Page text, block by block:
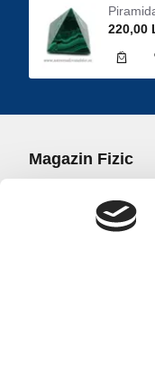
220,00
Magazin Fizic
0799 879 911,